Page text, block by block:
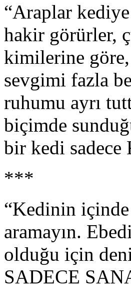
“Araplar
hakir görürler,
kimilerine
sevgimi fazla
ruhumu ayrı
biçimde
bir kedi
***
“Kedinin
aramayın.
olduğu için
SADECE